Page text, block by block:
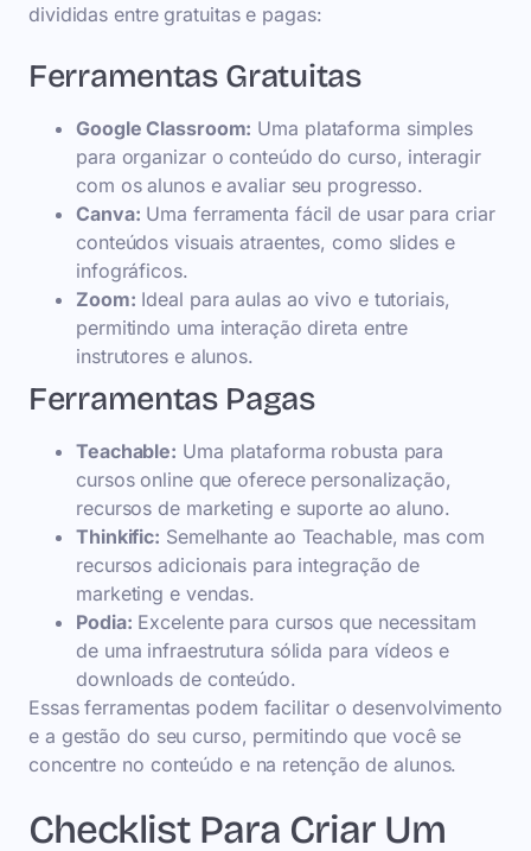
divididas entre gratuitas e pagas:
Ferramentas Gratuitas
Google Classroom: Uma plataforma simples
para organizar o conteúdo do curso, interagir
com os alunos e avaliar seu progresso.
Canva: Uma ferramenta fácil de usar para criar
conteúdos visuais atraentes, como slides e
infográficos.
Zoom: Ideal para aulas ao vivo e tutoriais,
permitindo uma interação direta entre
instrutores e alunos.
Ferramentas Pagas
Teachable: Uma plataforma robusta para
cursos online que oferece personalização,
recursos de marketing e suporte ao aluno.
Thinkific: Semelhante ao Teachable, mas com
recursos adicionais para integração de
marketing e vendas.
Podia: Excelente para cursos que necessitam
de uma infraestrutura sólida para vídeos e
downloads de conteúdo.
Essas ferramentas podem facilitar o desenvolvimento
e a gestão do seu curso, permitindo que você se
concentre no conteúdo e na retenção de alunos.
Checklist Para Criar Um